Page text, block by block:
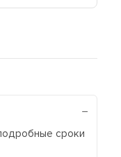
сроки